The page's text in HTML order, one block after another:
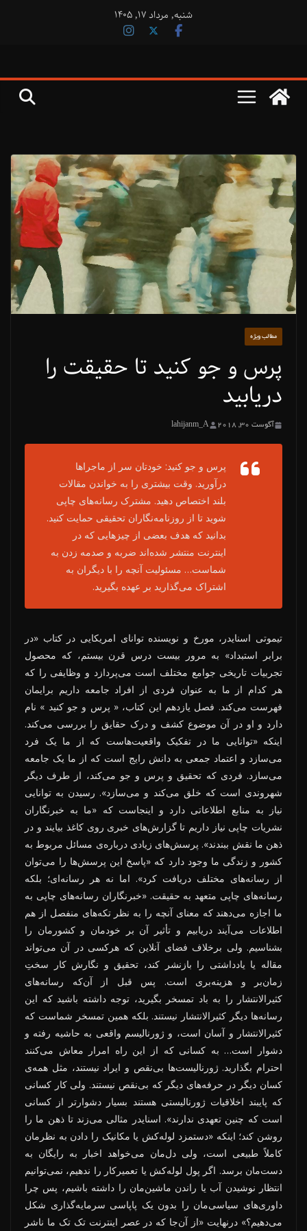
شنبه, مرداد ۱۷, ۱۴۰۵
مطالب ویژه
پرس و جو کنید تا حقیقت را
دریابید
آگوست 30, 2018 lahijanm_A
پرس و جو کنید: خودتان سر از ماجراها
درآورید. وقت بیشتری را به خواندن مقالات
بلند اختصاص دهید. مشترک رسانه‌های چاپی
شوید تا از روزنامه‌نگاران تحقیقی حمایت کنید.
بدانید که هدف بعضی از چیزهایی که در
اینترنت منتشر شده‌اند ضربه و صدمه زدن به
شماست… مسئولیت آنچه را با دیگران به
اشتراک می‌گذارید بر عهده بگیرید.
تیموتی اسنایدر، مورخ و نویسنده توانای امریکایی در کتاب «در
برابر استبداد» به مرور بیست درس قرن بیستم، که محصول
تجربیات تاریخی جوامع مختلف است می‌پردازد و وظایفی را که
هر کدام از ما به عنوان فردی از افراد جامعه داریم برایمان
فهرست می‌کند. فصل یازدهم این کتاب، « پرس و جو کنید » نام
دارد و او در آن موضوع کشف و درک حقایق را بررسی می‌کند.
اینکه «توانایی ما در تفکیک واقعیت‌هاست که از ما یک فرد
می‌سازد و اعتماد جمعی به دانش رایج است که از ما یک جامعه
می‌سازد. فردی که تحقیق و پرس و جو می‌کند، از طرف دیگر
شهروندی است که خلق می‌کند و می‌سازد». رسیدن به توانایی
نیاز به منابع اطلاعاتی دارد و اینجاست که «ما به خبرنگاران
نشریات چاپی نیاز داریم تا گزارش‌های خبری روی کاغذ بیایند و در
ذهن ما نقش ببندند». پرسش‌های زیادی درباره‌ی مسائل مربوط به
کشور و زندگی ما وجود دارد که «پاسخ این پرسش‌ها را می‌توان
از رسانه‌های مختلف دریافت کرد». اما نه هر رسانه‌ای؛ بلکه
رسانه‌های چاپی متعهد به حقیقت. «خبرنگاران رسانه‌های چاپی به
ما اجازه می‌دهند که معنای آنچه را به نظر تکه‌های منفصل از هم
اطلاعات می‌آیند دریابیم و تأثیر آن بر خودمان و کشورمان را
بشناسیم. ولی برخلاف فضای آنلاین که هرکسی در آن می‌تواند
مقاله یا یادداشتی را بازنشر کند، تحقیق و نگارش کار سختِ
زمان‌بر و هزینه‌بری است. پس قبل از آن‌که رسانه‌های
کثیرالانتشار را به باد تمسخر بگیرید، توجه داشته باشید که این
رسانه‌ها دیگر کثیرالانتشار نیستند. بلکه همین تمسخر شماست که
کثیرالانتشار و آسان است، و ژورنالیسم واقعی به حاشیه رفته و
دشوار است… به کسانی که از این راه امرار معاش می‌کنند
احترام بگذارید. ژورنالیست‌ها بی‌نقص و ایراد نیستند، مثل همه‌ی
کسان دیگر در حرفه‌های دیگر که بی‌نقص نیستند. ولی کار کسانی
که پایبند اخلاقیات ژورنالیستی هستند بسیار دشوارتر از کسانی
است که چنین تعهدی ندارند». اسنایدر مثالی می‌زند تا ذهن ما را
روشن کند؛ اینکه «دستمزد لوله‌کش یا مکانیک را دادن به نظرمان
کاملاً طبیعی است، ولی دل‌مان می‌خواهد اخبار به رایگان به
دست‌مان برسد. اگر پول لوله‌کش یا تعمیرکار را ندهیم، نمی‌توانیم
انتظار نوشیدن آب یا راندن ماشین‌مان را داشته باشیم، پس چرا
داوری‌های سیاسی‌مان را بدون یک پاپاسی سرمایه‌گذاری شکل
می‌دهیم؟» درنهایت «از آن‌جا که در عصر اینترنت تک تک ما ناشر